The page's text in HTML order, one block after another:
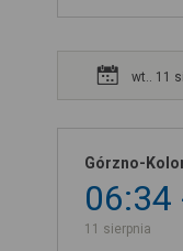
wt.. 11
Górzno-
06:34
11 sierpnia